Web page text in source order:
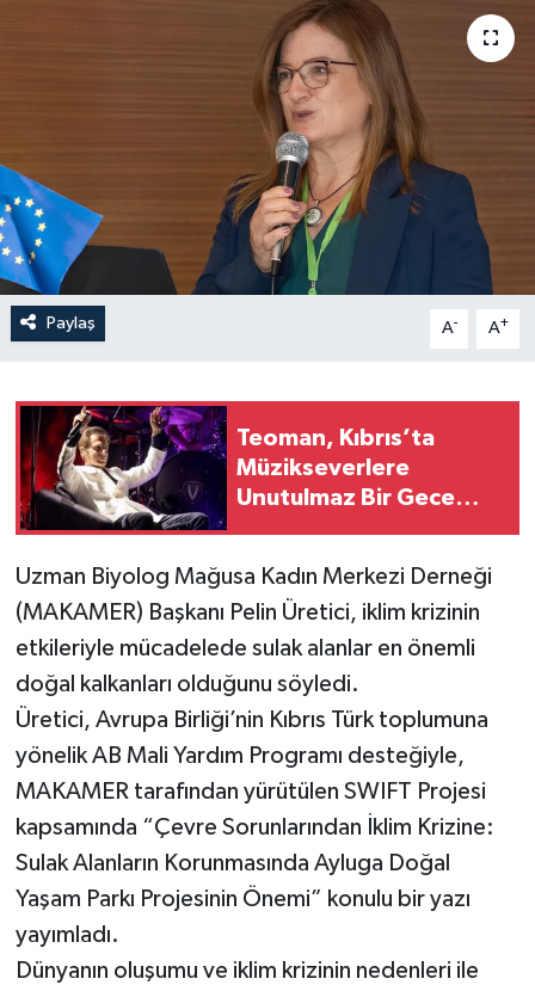
Paylaş A- A+
Teoman, Kıbrıs’ta
Müzikseverlere
Unutulmaz Bir Gece
Uzman Biyolog Mağusa Kadın Merkezi Derneği
(MAKAMER) Başkanı Pelin Üretici, iklim krizinin
etkileriyle mücadelede sulak alanlar en önemli
doğal kalkanları olduğunu söyledi.
Üretici, Avrupa Birliği’nin Kıbrıs Türk toplumuna
yönelik AB Mali Yardım Programı desteğiyle,
MAKAMER tarafından yürütülen SWIFT Projesi
kapsamında “Çevre Sorunlarından İklim Krizine:
Sulak Alanların Korunmasında Ayluga Doğal
Yaşam Parkı Projesinin Önemi” konulu bir yazı
yayımladı.
Dünyanın oluşumu ve iklim krizinin nedenleri ile